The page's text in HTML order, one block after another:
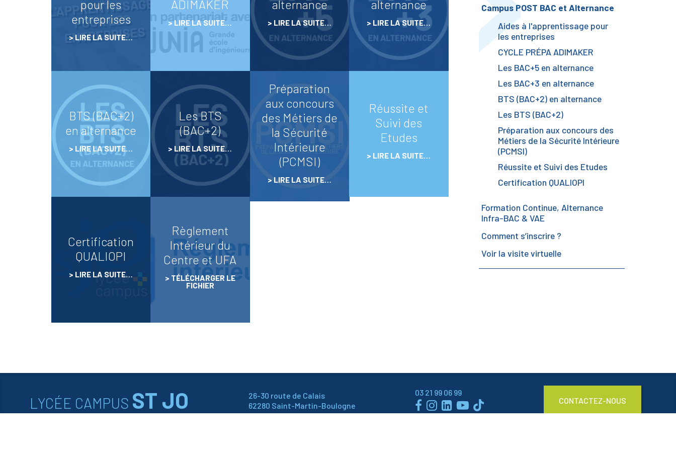
Association Parents Elèves
Relations internationales
COMMENT S’INSCRIRE ? VOIR LA VISITE VIRTUELLE
pour les
entreprises
LIRE LA SUITE…
ADIMAKER
LIRE LA SUITE…
alternance
LIRE LA SUITE…
alternance
LIRE LA SUITE…
BTS (BAC+2)
en alternance
LIRE LA SUITE…
Les BTS
(BAC+2)
LIRE LA SUITE…
Préparation
aux concours
des Métiers de
la Sécurité
Intérieure
(PCMSI)
LIRE LA SUITE…
Réussite et
Suivi des
Etudes
LIRE LA SUITE…
Certification
QUALIOPI
LIRE LA SUITE…
Règlement
Intérieur du
Centre et UFA
TÉLÉCHARGER LE
FICHIER
Campus POST BAC et Alternance
Aides à l'apprentissage pour
les entreprises
CYCLE PRÉPA ADIMAKER
Les BAC+5 en alternance
Les BAC+3 en alternance
BTS (BAC+2) en alternance
Les BTS (BAC+2)
Préparation aux concours des
Métiers de la Sécurité Intérieure
(PCMSI)
Réussite et Suivi des Etudes
Certification QUALIOPI
Formation Continue, Alternance
Infra-BAC & VAE
Comment s’inscrire ?
Voir la visite virtuelle
LYCÉE CAMPUS ST JO
26-30 route de Calais
62280 Saint-Martin-Boulogne
03 21 99 06 99
     CONTACTEZ-NOUS